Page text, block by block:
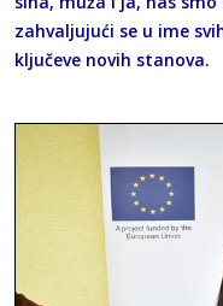
zahvaljujući se u ime
ključeve novih stanova.